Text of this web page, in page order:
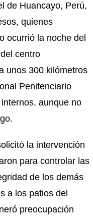
de Huancayo, Perú,
quienes
ocurrió la noche del
centro
unos 300 kilómetros
Penitenciario
aunque no
la intervención
para controlar las
de los demás
a los patios del
preocupación